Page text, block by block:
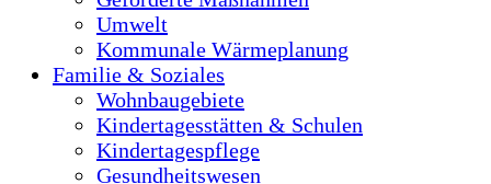
Umwelt
Kommunale Wärmeplanung
Familie & Soziales
Wohnbaugebiete
Kindertagesstätten & Schulen
Kindertagespflege
Gesundheitswesen